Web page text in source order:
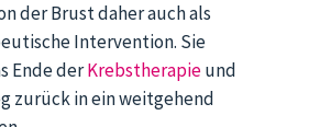
der Brust daher auch als
Intervention. Sie
Ende derKrebstherapieund
zurück in ein weitgehend